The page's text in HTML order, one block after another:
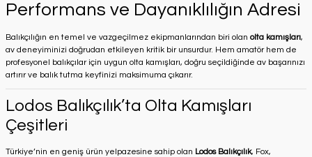
Performans ve Dayanıklılığın Adresi
Balıkçılığın en temel ve vazgeçilmez ekipmanlarından biri olan olta kamışları,
av deneyiminizi doğrudan etkileyen kritik bir unsurdur. Hem amatör hem de
profesyonel balıkçılar için uygun olta kamışları, doğru seçildiğinde av başarınızı
artırır ve balık tutma keyfinizi maksimuma çıkarır.
Lodos Balıkçılık’ta Olta Kamışları
Çeşitleri
Türkiye’nin en geniş ürün yelpazesine sahip olan Lodos Balıkçılık, Fox,